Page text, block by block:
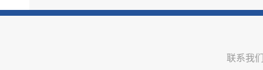
联系我